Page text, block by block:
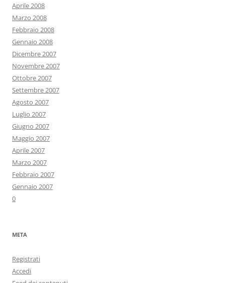
Aprile 2008
Marzo 2008
Febbraio 2008
Gennaio 2008
Dicembre 2007
Novembre 2007
Ottobre 2007
Settembre 2007
Agosto 2007
Luglio 2007
Giugno 2007
Maggio 2007
Aprile 2007
Marzo 2007
Febbraio 2007
Gennaio 2007
0
META
Registrati
Accedi